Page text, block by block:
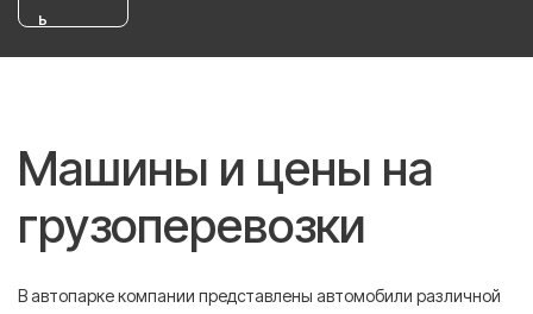
ь
Машины и цены на
грузоперевозки
В автопарке компании представлены автомобили различной